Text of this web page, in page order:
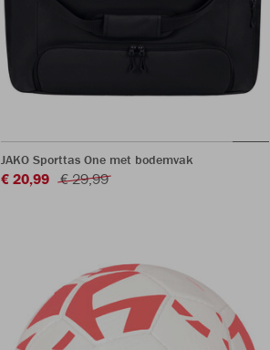
JAKO Sporttas One met bodemvak
€ 20,99 € 29,99